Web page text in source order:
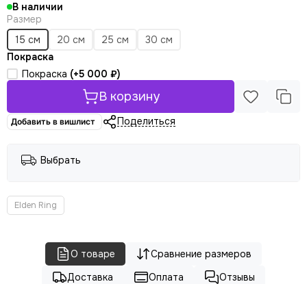
В наличии
Размер
15 см
20 см 25 см
30 см
Покраска
Покраска (+5 000 ₽)
В корзину
Добавить в вишлист Поделиться
Выбрать
Elden Ring
О товаре
Сравнение размеров
Доставка
Оплата Отзывы